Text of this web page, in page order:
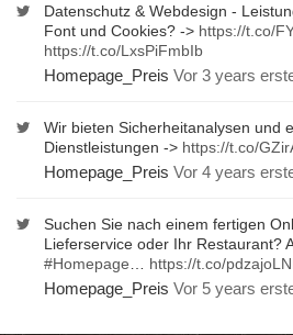
Datenschutz & Webdesign -
Font und Cookies? -> https://t.co/
https://t.co/LxsPiFmbIb
Homepage_Preis Vor 3 years
Wir bieten Sicherheitanalysen und
Dienstleistungen -> https://t.co/
Homepage_Preis Vor 4 years
Suchen Sie nach einem fertigen
Lieferservice oder Ihr Restaurant?
#Homepage
https://t.co/
Homepage_Preis Vor 5 years